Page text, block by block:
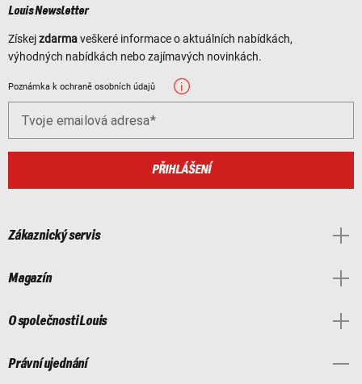
Louis Newsletter
Získejzdarmaveškeré informace o aktuálních nabídkách,
výhodných nabídkách nebo zajímavých novinkách.
Poznámka k ochraně osobních údajů
Tvoje emailová adresa
PŘIHLÁŠENÍ
Zákaznický servis
Magazín
O společnosti Louis
Právní ujednání